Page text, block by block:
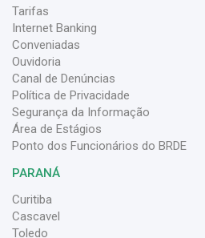
Tarifas
Internet Banking
Conveniadas
Ouvidoria
Canal de Denúncias
Política de Privacidade
Segurança da Informação
Área de Estágios
Ponto dos Funcionários do BRDE
PARANÁ
Curitiba
Cascavel
Toledo